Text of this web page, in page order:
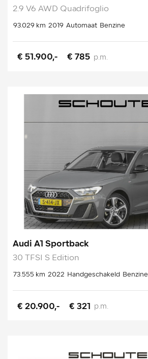
2.9 V6 AWD Quadrifoglio
93.029 km 2019 Automaat Benzine
€ 51.900,- € 785 p.m.
Audi A1 Sportback
30 TFSI S Edition
73.555 km 2022 Handgeschakeld Benzine
€ 20.900,- € 321 p.m.